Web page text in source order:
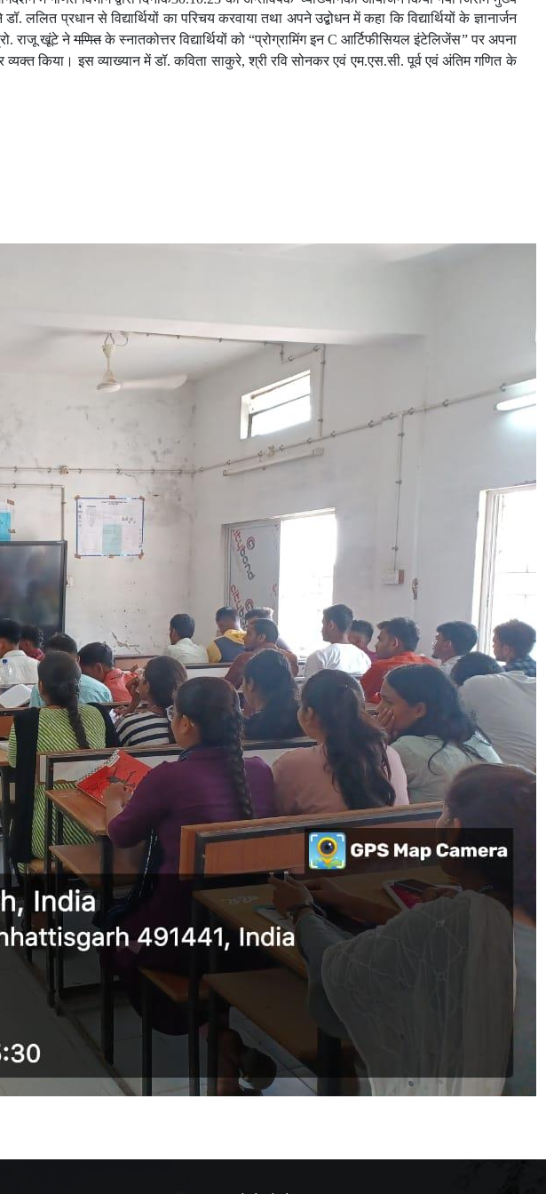
ललित प्रधान से विद्यार्थियों का परिचय करवाया तथा अपने उद्बोधन में कहा कि विद्यार्थियों के ज्ञानार्जन
राजू खूंटे नेगणितके स्नातकोत्तर विद्यार्थियों को “प्रोग्रामिंग इनCआर्टिफीसियल इंटेलिजेंस” पर अपना
किया। इस व्याख्यान में डॉ. कविता साकुरे, श्री रवि सोनकर एवं एम.एस.सी.पूर्व एवं अंतिम गणित के